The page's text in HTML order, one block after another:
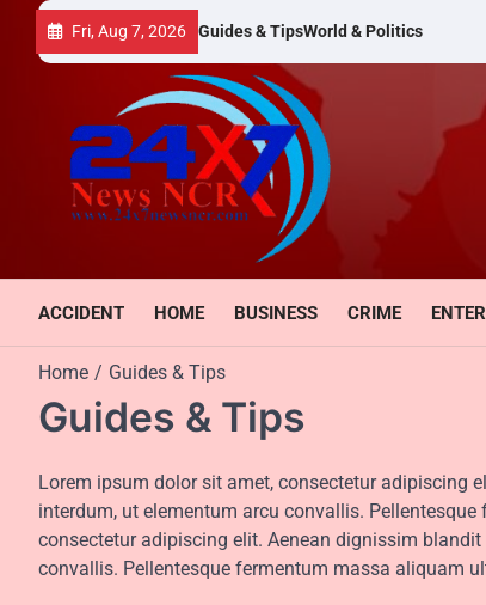
content
Fri, Aug 7, 2026 Guides & TipsWorld & Politics
ACCIDENT HOME BUSINESS CRIME
Home Guides & Tips
Guides & Tips
Lorem ipsum dolor sit amet, consectetur adipiscing
interdum, ut elementum arcu convallis.
consectetur adipiscing elit. Aenean dignissim
convallis. Pellentesque fermentum massa aliquam